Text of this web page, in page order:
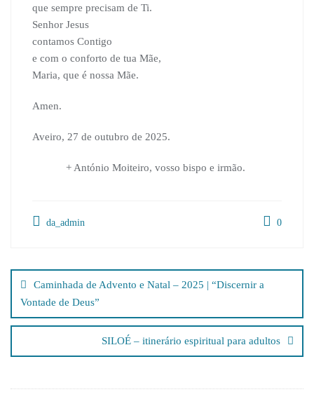
que sempre precisam de Ti.
Senhor Jesus
contamos Contigo
e com o conforto de tua Mãe,
Maria, que é nossa Mãe.
Amen.
Aveiro, 27 de outubro de 2025.
+ António Moiteiro, vosso bispo e irmão.
da_admin 0
de
artigos
Caminhada de Advento e Natal – 2025 | “Discernir a
Vontade de Deus”
SILOÉ – itinerário espiritual para adultos